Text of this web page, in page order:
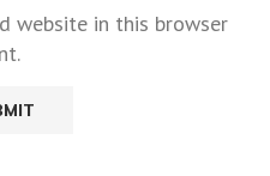
website in this browser